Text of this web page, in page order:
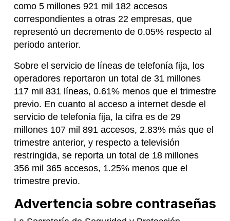
como 5 millones 921 mil 182 accesos
correspondientes a otras 22 empresas, que
representó un decremento de 0.05% respecto al
periodo anterior.
Sobre el servicio de líneas de telefonía fija, los
operadores reportaron un total de 31 millones
117 mil 831 líneas, 0.61% menos que el trimestre
previo. En cuanto al acceso a internet desde el
servicio de telefonía fija, la cifra es de 29
millones 107 mil 891 accesos, 2.83% más que el
trimestre anterior, y respecto a televisión
restringida, se reporta un total de 18 millones
356 mil 365 accesos, 1.25% menos que el
trimestre previo.
Advertencia sobre contraseñas